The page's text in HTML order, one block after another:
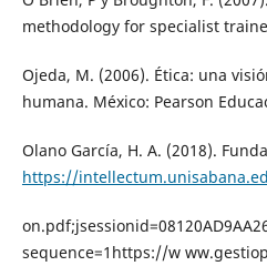
methodology for specialist
Ojeda, M. (2006). Ética: una
humana. México: Pearson
Olano García, H. A. (2018).
https://
sequence=1https://w